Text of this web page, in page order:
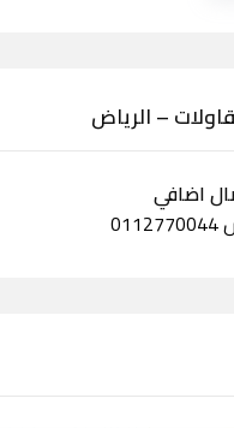
– الرياض
اضافي